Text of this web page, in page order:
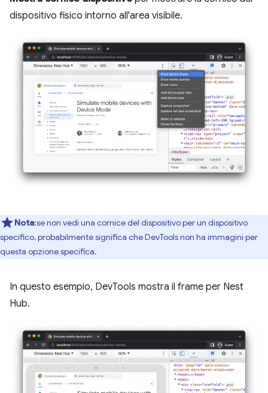
dispositivo fisico intorno all'area visibile.
Nota:se non vedi una cornice del dispositivo per un dispositivo
specifico, probabilmente significa che DevTools non ha immagini per
questa opzione specifica.
In questo esempio, DevTools mostra il frame per Nest
Hub.